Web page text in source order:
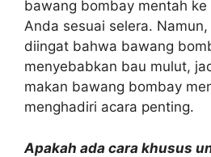
bawang bombay mentah ke
Anda sesuai selera.
diingat bahwa bawang
menyebabkan bau mulut,
makan bawang bombay
menghadiri acara penting.
Apakah ada cara khusus